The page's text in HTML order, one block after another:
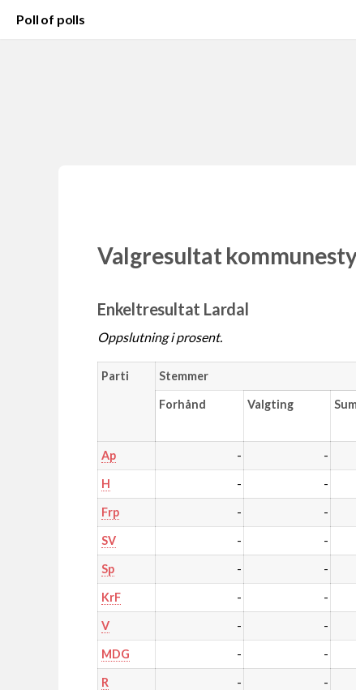
Poll of polls
Valgresultat
Enkeltresultat Lardal
Oppslutning i prosent.
Parti Stemmer
Forhånd Valgting
Ap - -
H - -
Frp - -
SV - -
Sp - -
KrF - -
V - -
MDG - -
R - -